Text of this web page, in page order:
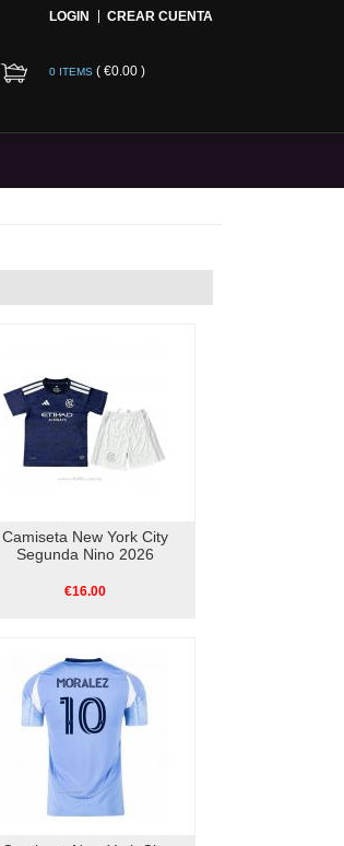
LOGIN CREAR CUENTA
0 ITEMS ( €0.00 )
Camiseta New York City
Segunda Nino 2026
€16.00